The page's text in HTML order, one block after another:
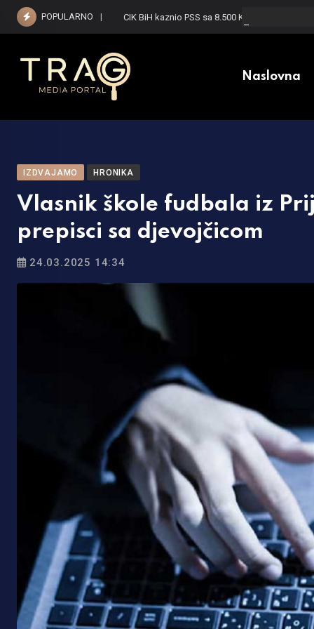
Skip
POPULARNO CIK BiH kaznio PSS sa 8.500 KM, a SNSD sa
Naslovna
IZDVAJAMO HRONIKA
Vlasnik škole fudbala iz
prepisci sa djevojčicom
24.03.2025 14:34